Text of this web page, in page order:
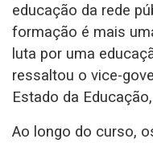
educação da rede
formação é mais
luta por uma
ressaltou o vice-
Estado da
Ao longo do curso,